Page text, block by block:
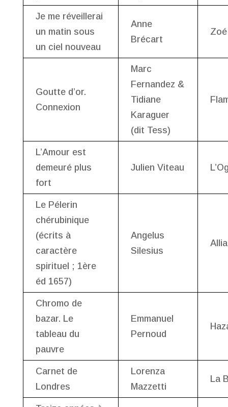
Je me réveillerai
un matin sous
un ciel nouveau
Anne
Brécart
Zoé
Goutte d’or.
Connexion
Marc
Fernandez &
Tidiane
Karaguer
(dit Tess)
L’Amour est
demeuré plus
fort
Julien Viteau
Le Pélerin
chérubinique
(écrits à
caractère
spirituel ; 1ère
éd 1657)
Angelus
Silesius
Allia
Chromo de
bazar. Le
tableau du
pauvre
Emmanuel
Pernoud
Carnet de
Londres
Lorenza
Mazzetti
La